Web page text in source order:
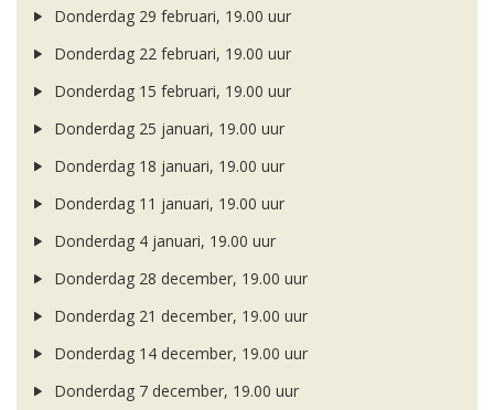
Donderdag 29 februari, 19.00 uur
Donderdag 22 februari, 19.00 uur
Donderdag 15 februari, 19.00 uur
Donderdag 25 januari, 19.00 uur
Donderdag 18 januari, 19.00 uur
Donderdag 11 januari, 19.00 uur
Donderdag 4 januari, 19.00 uur
Donderdag 28 december, 19.00 uur
Donderdag 21 december, 19.00 uur
Donderdag 14 december, 19.00 uur
Donderdag 7 december, 19.00 uur